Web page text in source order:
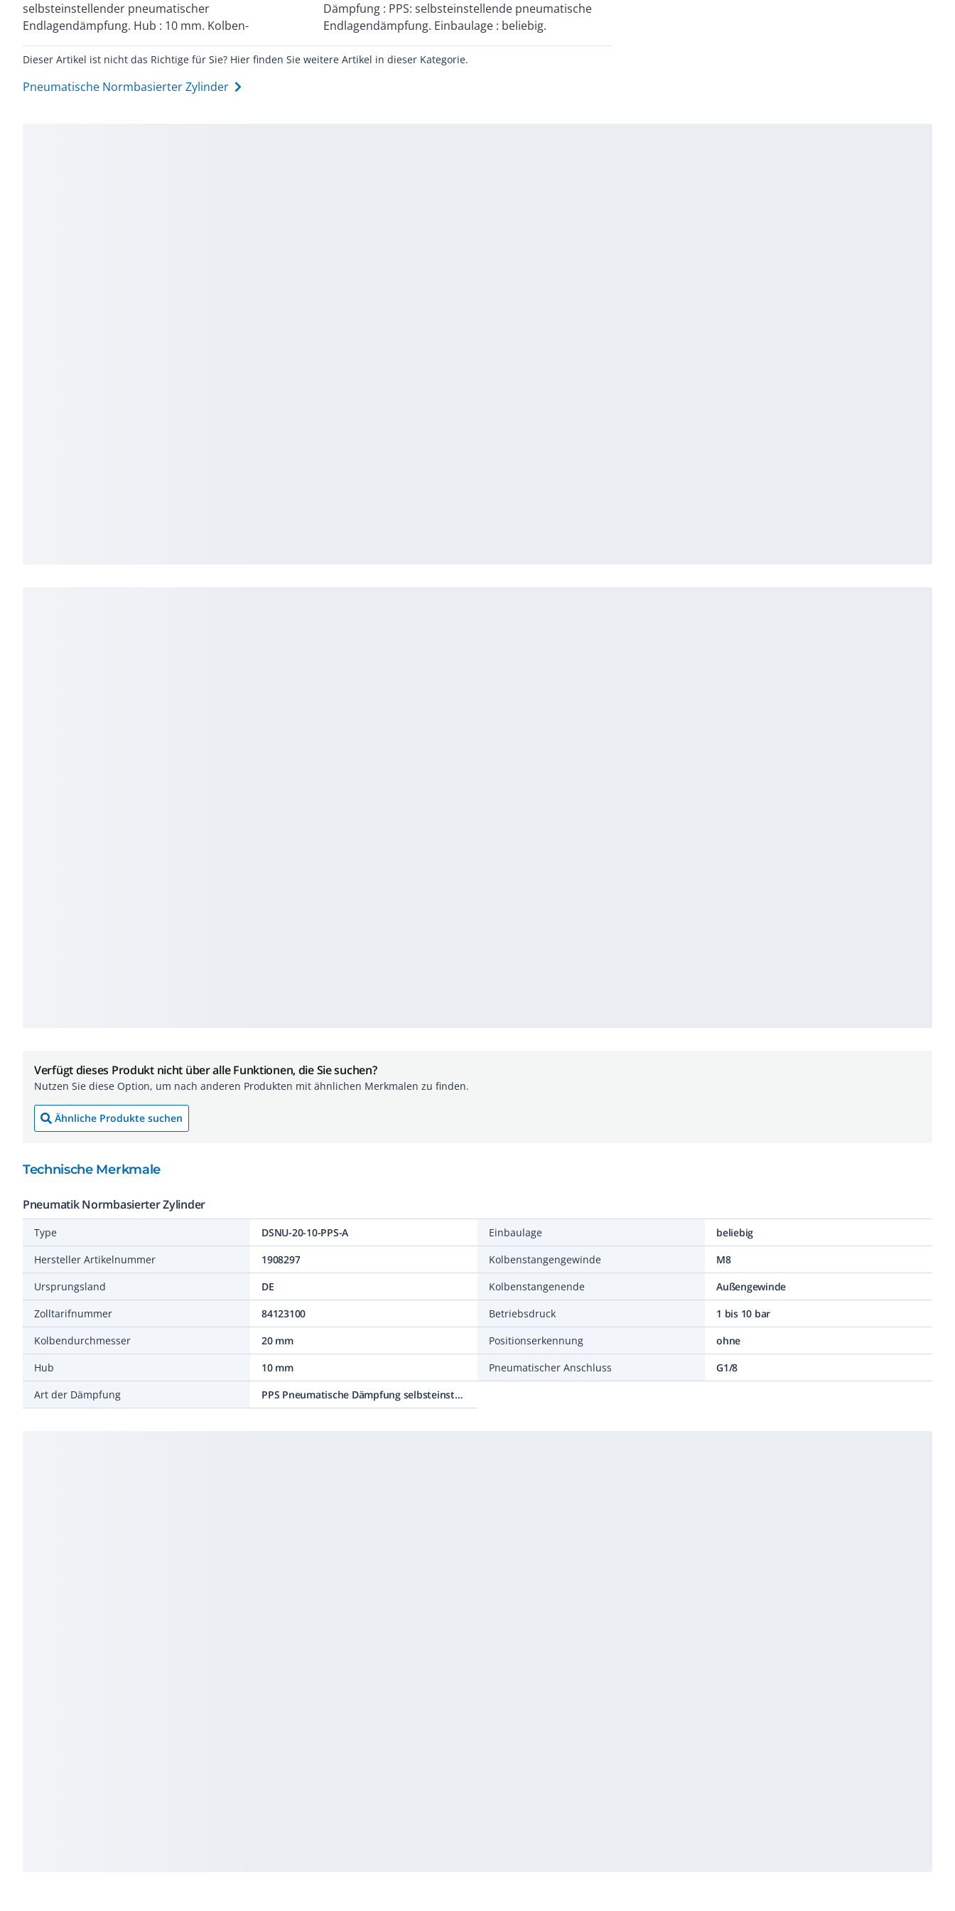
selbsteinstellender pneumatischer
Endlagendämpfung. Hub : 10 mm. Kolben-
Dämpfung : PPS: selbsteinstellende pneumatische
Endlagendämpfung. Einbaulage : beliebig.
Dieser Artikel ist nicht das Richtige für Sie? Hier finden Sie weitere Artikel in dieser Kategorie.
Pneumatische Normbasierter Zylinder
Verfügt dieses Produkt nicht über alle Funktionen, die Sie suchen?
Nutzen Sie diese Option, um nach anderen Produkten mit ähnlichen Merkmalen zu finden.
Ähnliche Produkte suchen
Technische Merkmale
Pneumatik Normbasierter Zylinder
Type
DSNU-20-10-PPS-A
Hersteller Artikelnummer
1908297
Ursprungsland
DE
Zolltarifnummer
84123100
Kolbendurchmesser
20 mm
Hub
10 mm
Art der Dämpfung
PPS Pneumatische Dämpfung selbsteinstellend
Einbaulage
beliebig
Kolbenstangengewinde
M8
Kolbenstangenende
Außengewinde
Betriebsdruck
1 bis 10 bar
Positionserkennung
ohne
Pneumatischer Anschluss
G1/8